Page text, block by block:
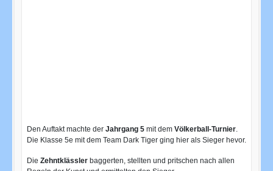
Den Auftakt machte der Jahrgang 5 mit dem Völkerball-Turnier.
Die Klasse 5e mit dem Team Dark Tiger ging hier als Sieger hevor.
Die Zehntklässler baggerten, stellten und pritschen nach allen